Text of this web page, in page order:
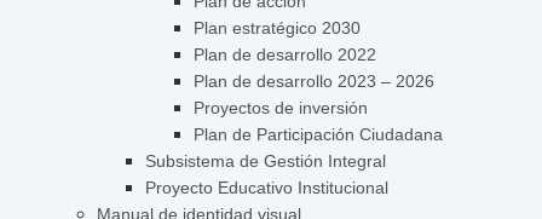
Plan estratégico 2030
Plan de desarrollo 2022
Plan de desarrollo 2023 – 2026
Proyectos de inversión
Plan de Participación Ciudadana
Subsistema de Gestión Integral
Proyecto Educativo Institucional
Manual de identidad visual